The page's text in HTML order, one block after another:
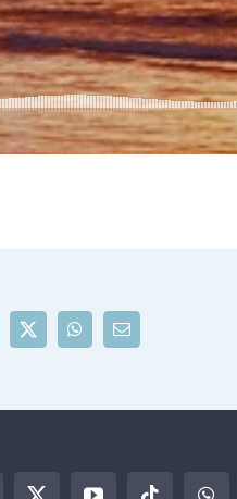
X WhatsAppCorreo
electrónico